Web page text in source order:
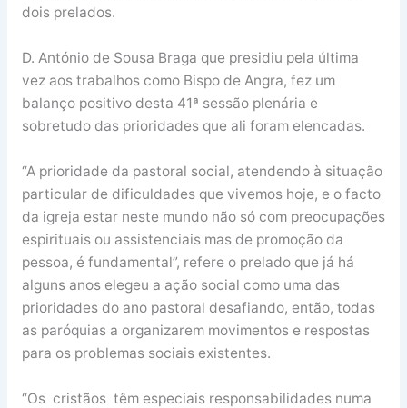
dois prelados.
D. António de Sousa Braga que presidiu pela última
vez aos trabalhos como Bispo de Angra, fez um
balanço positivo desta 41ª sessão plenária e
sobretudo das prioridades que ali foram elencadas.
“A prioridade da pastoral social, atendendo à situação
particular de dificuldades que vivemos hoje, e o facto
da igreja estar neste mundo não só com preocupações
espirituais ou assistenciais mas de promoção da
pessoa, é fundamental”, refere o prelado que já há
alguns anos elegeu a ação social como uma das
prioridades do ano pastoral desafiando, então, todas
as paróquias a organizarem movimentos e respostas
para os problemas sociais existentes.
“Os cristãos têm especiais responsabilidades numa